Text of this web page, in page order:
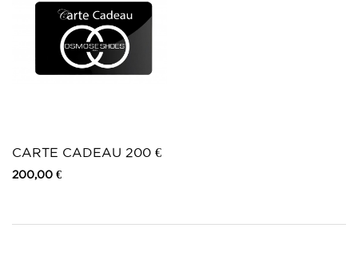
CARTE CADEAU 200 €
200,00 €